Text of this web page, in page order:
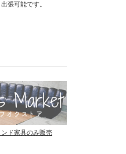
張可能です。
ド家具のみ販売